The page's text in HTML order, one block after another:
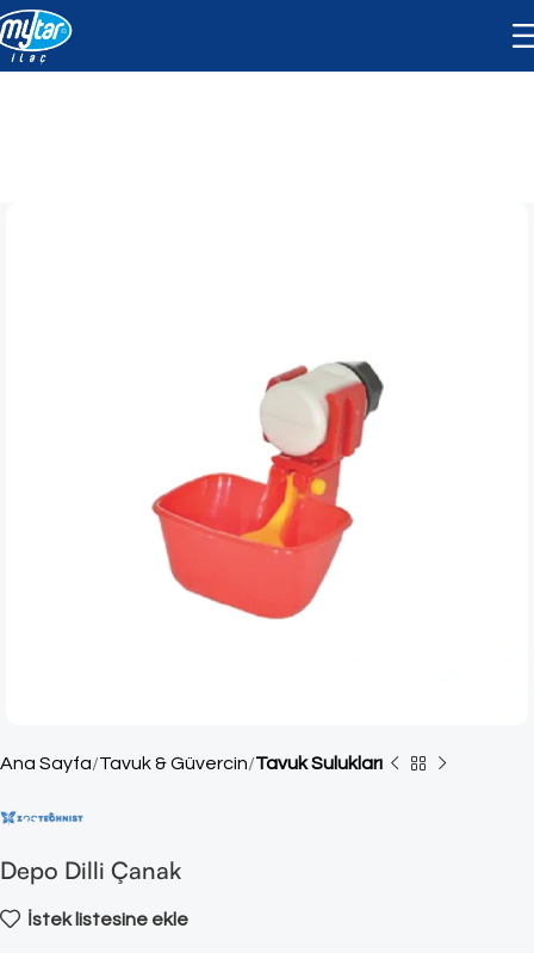
Ana Sayfa Tavuk & Güvercin Tavuk Sulukları
Depo Dilli Çanak
İstek listesine ekle